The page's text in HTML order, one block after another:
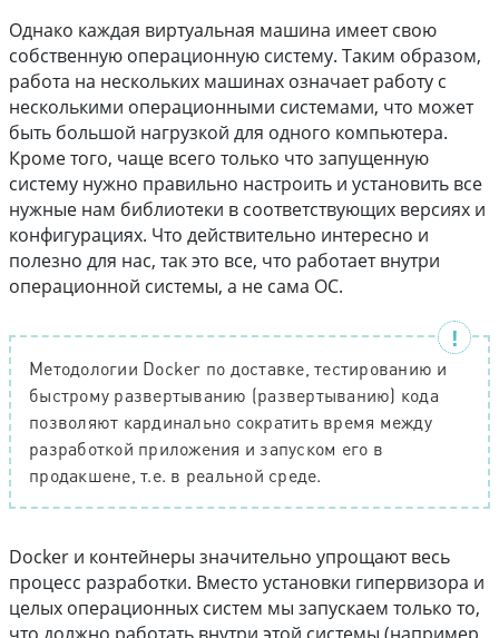
Однако каждая виртуальная машина имеет свою
собственную операционную систему. Таким образом,
работа на нескольких машинах означает работу с
несколькими операционными системами, что может
быть большой нагрузкой для одного компьютера.
Кроме того, чаще всего только что запущенную
систему нужно правильно настроить и установить все
нужные нам библиотеки в соответствующих версиях и
конфигурациях. Что действительно интересно и
полезно для нас, так это все, что работает внутри
операционной системы, а не сама ОС.
Методологии Docker по доставке, тестированию и
быстрому развертыванию (развертыванию) кода
позволяют кардинально сократить время между
разработкой приложения и запуском его в
продакшене, т.е. в реальной среде.
Docker и контейнеры значительно упрощают весь
процесс разработки. Вместо установки гипервизора и
целых операционных систем мы запускаем только то,